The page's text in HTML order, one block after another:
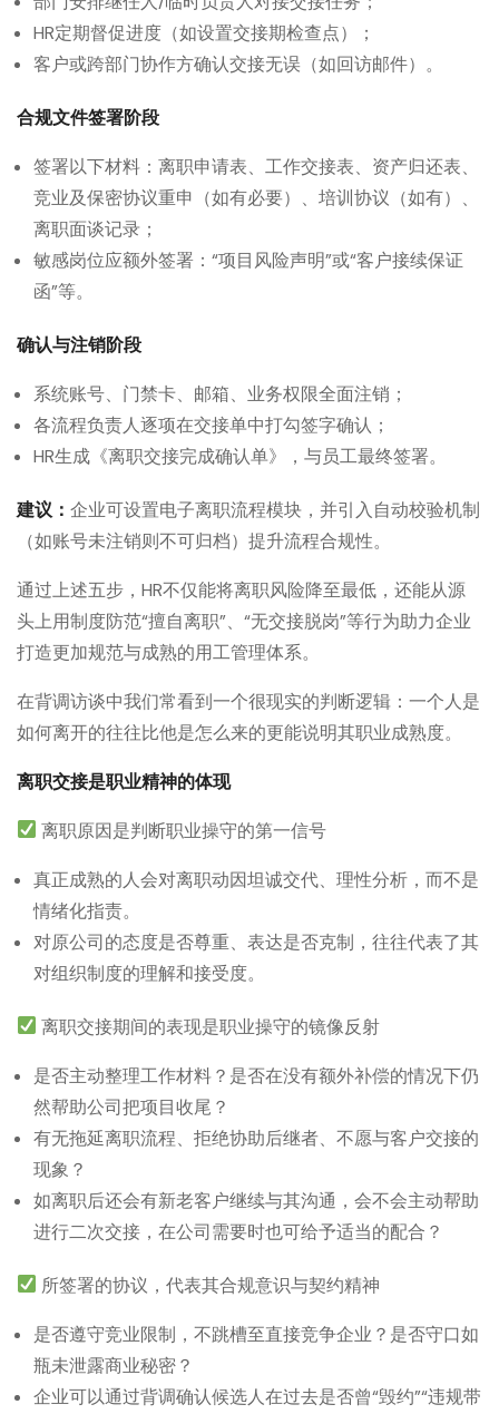
HR定期督促进度（如设置交接期检查点）；
客户或跨部门协作方确认交接无误（如回访邮件）。
合规文件签署阶段
签署以下材料：离职申请表、工作交接表、资产归还表、
竞业及保密协议重申（如有必要）、培训协议（如有）、
离职面谈记录；
敏感岗位应额外签署：“项目风险声明”或“客户接续保证
函”等。
确认与注销阶段
系统账号、门禁卡、邮箱、业务权限全面注销；
各流程负责人逐项在交接单中打勾签字确认；
HR生成《离职交接完成确认单》，与员工最终签署。
建议： 企业可设置电子离职流程模块，并引入自动校验机制
（如账号未注销则不可归档）提升流程合规性。
通过上述五步，HR不仅能将离职风险降至最低，还能从源
头上用制度防范“擅自离职”、“无交接脱岗”等行为助力企业
打造更加规范与成熟的用工管理体系。
在背调访谈中我们常看到一个很现实的判断逻辑：一个人是
如何离开的往往比他是怎么来的更能说明其职业成熟度。
离职交接是职业精神的体现
离职原因是判断职业操守的第一信号
真正成熟的人会对离职动因坦诚交代、理性分析，而不是
情绪化指责。
对原公司的态度是否尊重、表达是否克制，往往代表了其
对组织制度的理解和接受度。
离职交接期间的表现是职业操守的镜像反射
是否主动整理工作材料？是否在没有额外补偿的情况下仍
然帮助公司把项目收尾？
有无拖延离职流程、拒绝协助后继者、不愿与客户交接的
现象？
如离职后还会有新老客户继续与其沟通，会不会主动帮助
进行二次交接，在公司需要时也可给予适当的配合？
所签署的协议，代表其合规意识与契约精神
是否遵守竞业限制，不跳槽至直接竞争企业？是否守口如
瓶未泄露商业秘密？
企业可以通过背调确认候选人在过去是否曾“毁约”“违规带